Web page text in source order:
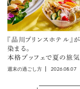
『品川プリンスホテル』
染まる。
本格ブッフェで夏の旅
週末の過ごし方 2026.08.07